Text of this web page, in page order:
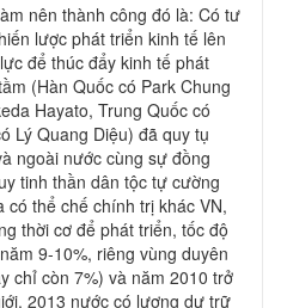
nên thành công đó là: Có tư
lược phát triển kinh tế lên
để thúc đẩy kinh tế phát
(Hàn Quốc có Park Chung
Hayato, Trung Quốc có
Lý Quang Diệu) đã quy tụ
ngoài nước cùng sự đồng
tinh thần dân tộc tự cường
có thể chế chính trị khác VN,
thời cơ để phát triển, tốc độ
9-10%, riêng vùng duyên
chỉ còn 7%) và năm 2010 trở
2013 nước có lượng dự trữ